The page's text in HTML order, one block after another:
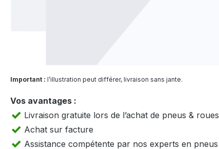
Important : l’illustration peut différer, livraison sans jante.
Vos avantages :
Livraison gratuite lors de l’achat de pneus & roues
Achat sur facture
Assistance compétente par nos experts en pneus